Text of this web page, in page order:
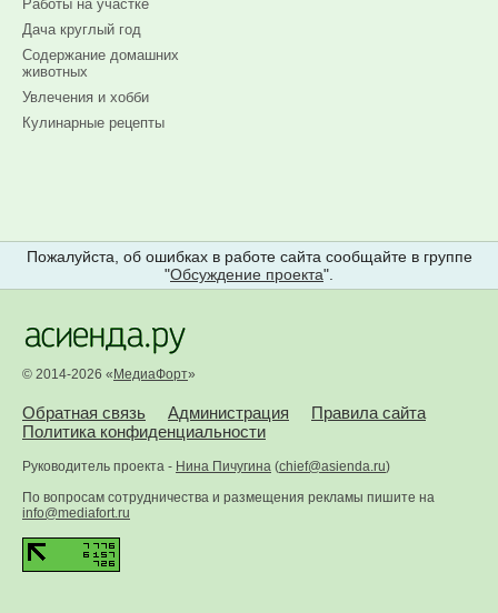
Работы на участке
Дача круглый год
Содержание домашних
животных
Увлечения и хобби
Кулинарные рецепты
Пожалуйста, об ошибках в работе сайта сообщайте в группе
"Обсуждение проекта".
© 2014-2026 « МедиаФорт»
Обратная связь Администрация
Правила сайта
Политика конфиденциальности
Руководитель проекта - Нина Пичугина (chief@asienda.ru)
По вопросам сотрудничества и размещения рекламы пишите на
info@mediafort.ru